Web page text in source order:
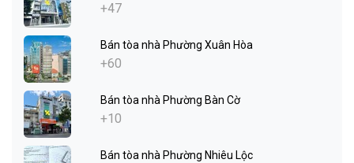
+47
Bán tòa nhà Phường Xuân Hòa
+60
Bán tòa nhà Phường Bàn Cờ
+10
Bán tòa nhà Phường Nhiêu Lộc